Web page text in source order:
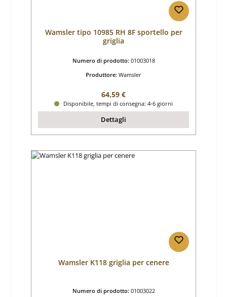
Wamsler tipo 10985 RH 8F sportello per
griglia
Numero di prodotto: 01003018
Produttore: Wamsler
Prezzo normale:
64,59 €
Disponibile, tempi di consegna: 4-6 giorni
Dettagli
Wamsler K118 griglia per cenere
Numero di prodotto: 01003022